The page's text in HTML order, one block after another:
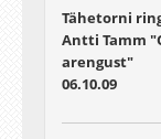
Tähetorni
Antti Tamm
arengust"
06.10.09